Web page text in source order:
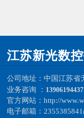
江苏新光数
公司地址：中国江苏省
业务咨询 ：
官方网站： http://
电子邮箱：